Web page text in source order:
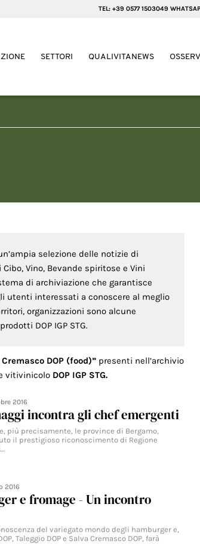
TEL: +39 0577 1503049
SETTORI QUALIVITANEWS
selezione delle notizie di
Vino, Bevande spiritose e Vini
di archiviazione che garantisce
utenti interessati a conoscere al meglio
organizzazioni sono alcune
DOP IGP STG.
DOP (food)” presenti nell’archivio
vitivinicolo DOP IGP STG.
2016
incontra gli chef emergenti
più precisamente, le province di Bergamo,
il prestigioso riconoscimento di Regione
2016
e fromage - Un incontro
del variegato mondo degli hamburger e,
Taleggio DOP e Salva Cremasco DOP, farà